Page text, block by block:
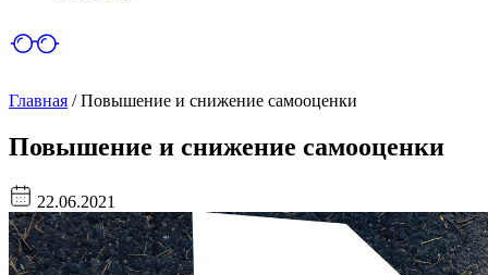
Главная /Повышение и снижение самооценки
Повышение и снижение самооценки
22.06.2021